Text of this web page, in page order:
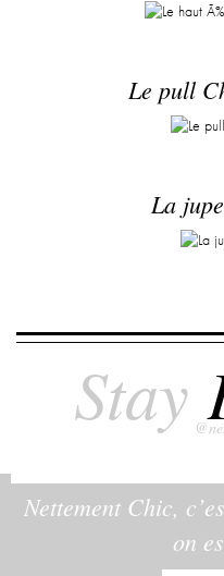
Le pull
La
Stay
Nettement Chic,
on